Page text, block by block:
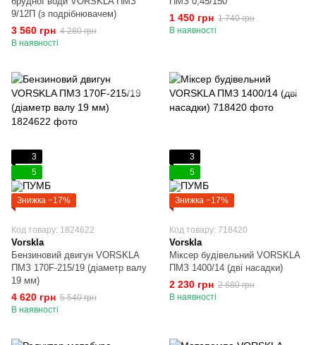
9/12П (з подрібнювачем)
3 560 грн 4 280 грн
В наявності
1 450 грн 1 740 грн
В наявності
3
5
Знижка −17%
Код товару: 1824622
Vorskla
Бензиновий двигун VORSKLA
ПМЗ 170F-215/19 (діаметр валу
19 мм)
4 620 грн 5 540 грн
В наявності
3
5
Знижка −17%
Код товару: 718420
Vorskla
Міксер будівельний VORSKLA
ПМЗ 1400/14 (дві насадки)
2 230 грн 2 680 грн
В наявності